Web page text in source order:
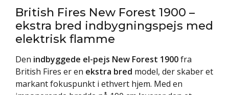
British Fires New Forest 1900 –
ekstra bred indbygningspejs med
elektrisk flamme
Den indbyggede el-pejs New Forest 1900fra
British Fires er en ekstra bred model, der skaber et
markant fokuspunkt i ethvert hjem. Med en